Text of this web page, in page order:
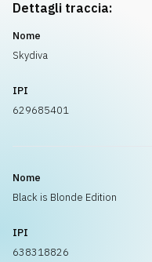
Dettagli traccia:
Nome
Skydiva
IPI
629685401
Nome
Black is Blonde Edition
IPI
638318826